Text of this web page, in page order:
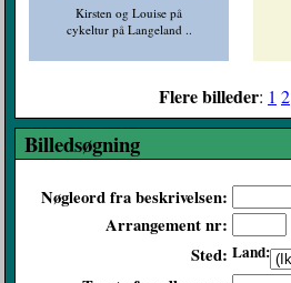
Kirsten og Louise på
cykeltur på Langeland ..
Flere billeder: 1 2
Billedsøgning
Nøgleord fra beskrivelsen:
Arrangement nr:
Sted: Land: